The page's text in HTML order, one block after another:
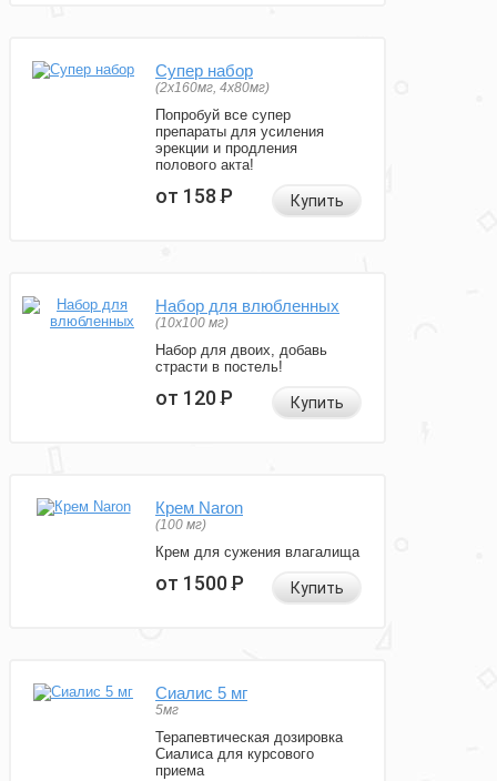
Супер набор
(2х160мг, 4х80мг)
Попробуй все супер
препараты для усиления
эрекции и продления
полового акта!
от 158Р Купить
Набор для влюбленных
(10х100 мг)
Набор для двоих, добавь
страсти в постель!
от 120Р Купить
Крем Naron
(100 мг)
Крем для сужения влагалища
от 1500Р Купить
Сиалис 5 мг
5мг
Терапевтическая дозировка
Сиалиса для курсового
приема